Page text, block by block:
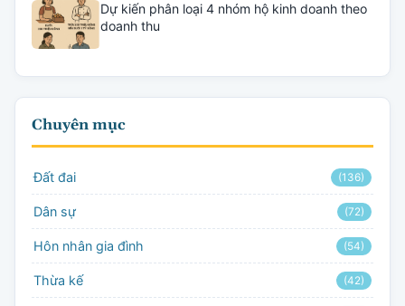
Dự kiến phân loại 4 nhóm hộ kinh doanh theo
doanh thu
Chuyên mục
Đất đai (136)
Dân sự (72)
Hôn nhân gia đình (54)
Thừa kế (42)